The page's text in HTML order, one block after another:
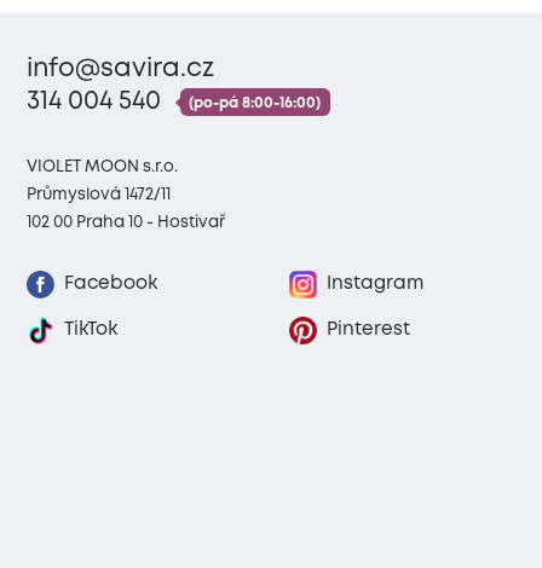
info@savira.cz
314 004 540
(po-pá 8:00-16:00)
VIOLET MOON s.r.o.
Průmyslová 1472/11
102 00 Praha 10 - Hostivař
Facebook Instagram
TikTok Pinterest